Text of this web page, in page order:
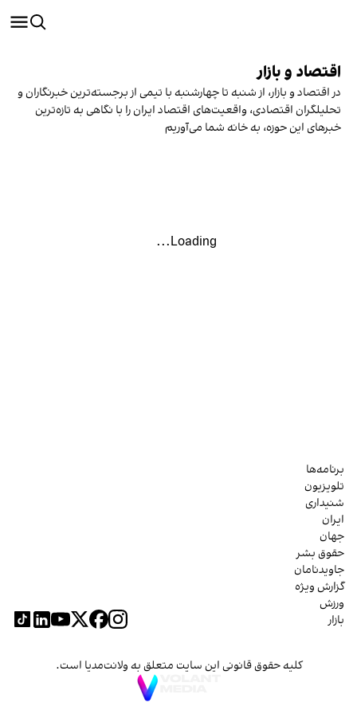
اقتصاد و بازار
در اقتصاد و بازار، از شنبه تا چهارشنبه با تیمی از برجسته‌ترین خبرنگاران و
تحلیلگران اقتصادی، واقعیت‌های اقتصاد ایران را با نگاهی به تازه‌ترین
خبرهای این حوزه، به خانه شما می‌آوریم
Loading...
برنامه‌ها
تلویزیون
شنیداری
ایران
جهان
حقوق بشر
جاویدنامان
گزارش ویژه
ورزش
بازار
کلیه حقوق قانونی این سایت متعلق به ولانت‌مدیا است.